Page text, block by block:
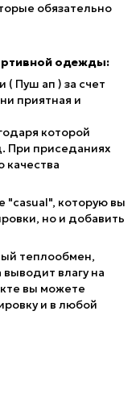
обязательно
одежды:
( Пуш ап ) за счет
приятная и
которой
При приседаниях
качества
"casual", которую вы
но и добавить
теплообмен,
влагу на
вы можете
и в любой